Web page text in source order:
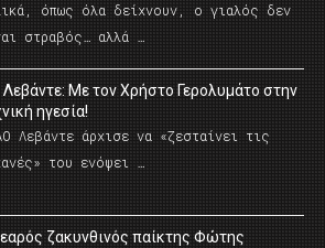
όπως όλα δείχνουν, ο γιαλός δεν
στραβός… αλλά …
Με τον Χρήστο Γερολυμάτο στην
ηγεσία!
Λεβάντε άρχισε να «ζεσταίνει τις
του ενόψει …
ζακυνθινός παίκτης Φώτης